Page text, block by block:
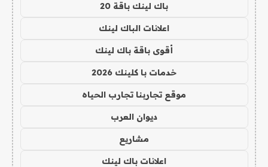
باك لينك باقة 20
اعلانات الباك لينك
أقوى باقة باك لينك
خدمات با كلينك 2026
موقع تجاربنا تجارب الحياه
ديوان العرب
مشاريع
اعلانات باك لينك